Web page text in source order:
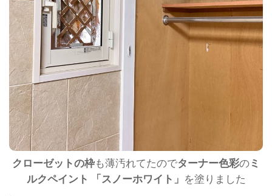
クローゼットの枠も薄汚れてたのでターナー色彩の ミ
ルクペイント 「スノーホワイト」 を塗りました